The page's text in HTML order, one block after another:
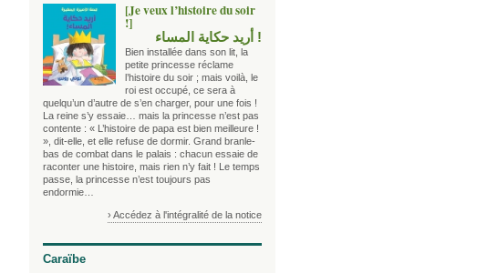
[Je veux l’histoire du soir
!]
! أريد حكاية المساء
Bien installée dans son lit, la
petite princesse réclame
l’histoire du soir ; mais voilà, le
roi est occupé, ce sera à
quelqu’un d’autre de s’en charger, pour une fois !
La reine s’y essaie… mais la princesse n’est pas
contente : « L’histoire de papa est bien meilleure !
», dit-elle, et elle refuse de dormir. Grand branle-
bas de combat dans le palais : chacun essaie de
raconter une histoire, mais rien n’y fait ! Le temps
passe, la princesse n’est toujours pas
endormie…
› Accédez à l'intégralité de la notice
Caraïbe